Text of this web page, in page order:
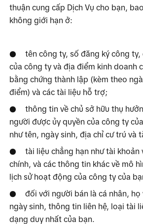
thuận cung cấp Dịch Vụ cho bạn,
không giới hạn ở:
●
tên công ty, số đăng ký công ty,
của công ty và địa điểm kinh doanh
bằng chứng thành lập (kèm theo
điểm) và các tài liệu hỗ trợ;
●
thông tin về chủ sở hữu thụ
người được ủy quyền của công ty
như tên, ngày sinh, địa chỉ cư trú và
●
tài liệu chẳng hạn như tài khoản
chính, và các thông tin khác về mô
lịch sử hoạt động của công ty của
●
đối với người bán là cá nhân,
ngày sinh, thông tin liên hệ, loại tài
dạng duy nhất của bạn.